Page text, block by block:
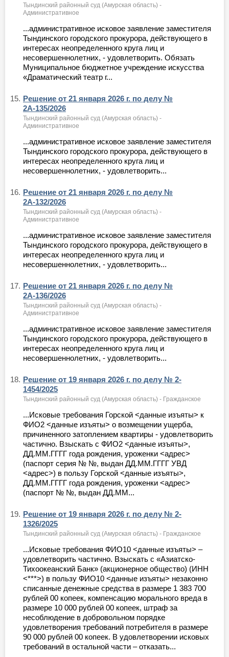
Тындинский районный суд (Амурская область) -
Административное
...административное исковое заявление заместителя
Тындинского городского прокурора, действующего в
интересах неопределенного круга лиц и
несовершеннолетних, - удовлетворить. Обязать
Муниципальное бюджетное учреждение искусства
«Драматический театр г...
15. Решение от 21 января 2026 г. по делу №
2А-135/2026
Тындинский районный суд (Амурская область) -
Административное
...административное исковое заявление заместителя
Тындинского городского прокурора, действующего в
интересах неопределенного круга лиц и
несовершеннолетних, - удовлетворить...
16. Решение от 21 января 2026 г. по делу №
2А-132/2026
Тындинский районный суд (Амурская область) -
Административное
...административное исковое заявление заместителя
Тындинского городского прокурора, действующего в
интересах неопределенного круга лиц и
несовершеннолетних, - удовлетворить...
17. Решение от 21 января 2026 г. по делу №
2А-136/2026
Тындинский районный суд (Амурская область) -
Административное
...административное исковое заявление заместителя
Тындинского городского прокурора, действующего в
интересах неопределенного круга лиц и
несовершеннолетних, - удовлетворить...
18. Решение от 19 января 2026 г. по делу № 2-
1454/2025
Тындинский районный суд (Амурская область) - Гражданское
...Исковые требования Горской <данные изъяты> к
ФИО2 <данные изъяты> о возмещении ущерба,
причиненного затоплением квартиры - удовлетворить
частично. Взыскать с ФИО2 <данные изъяты>,
ДД.ММ.ГГГГ года рождения, уроженки <адрес>
(паспорт серия № №, выдан ДД.ММ.ГГГГ УВД
<адрес>) в пользу Горской <данные изъяты>,
ДД.ММ.ГГГГ года рождения, уроженки <адрес>
(паспорт № №, выдан ДД.ММ...
19. Решение от 19 января 2026 г. по делу № 2-
1326/2025
Тындинский районный суд (Амурская область) - Гражданское
...Исковые требования ФИО10 <данные изъяты> –
удовлетворить частично. Взыскать с «Азиатско-
Тихоокеанский Банк» (акционерное общество) (ИНН
<***>) в пользу ФИО10 <данные изъяты> незаконно
списанные денежные средства в размере 1 383 700
рублей 00 копеек, компенсацию морального вреда в
размере 10 000 рублей 00 копеек, штраф за
несоблюдение в добровольном порядке
удовлетворения требований потребителя в размере
90 000 рублей 00 копеек. В удовлетворении исковых
требований в остальной части – отказать...